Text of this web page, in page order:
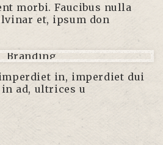
morbi. Faucibus nulla
et, ipsum don
in, imperdiet dui
ad, ultrices u